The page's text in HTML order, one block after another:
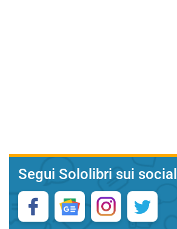
Segui Sololibri sui social